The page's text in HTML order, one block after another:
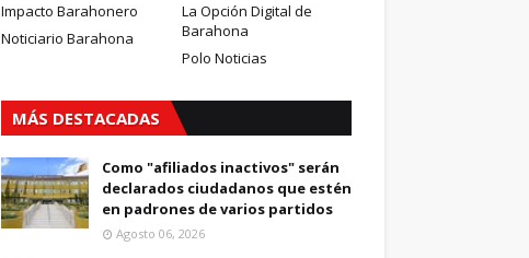
Impacto Barahonero
La Opción Digital de
Barahona
Noticiario Barahona
Polo Noticias
MÁS DESTACADAS
Como "afiliados inactivos" serán
declarados ciudadanos que estén
en padrones de varios partidos
Agosto 06, 2026